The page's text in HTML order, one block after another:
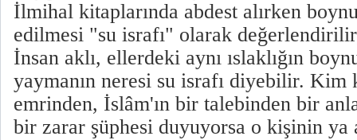
İlmihal kitaplarında abdest alırken
edilmesi "su israfı" olarak
İnsan aklı, ellerdeki aynı ıslaklığın
yaymanın neresi su israfı diyebilir. Kim
emrinden, İslâm'ın bir talebinden bir
bir zarar şüphesi duyuyorsa o kişinin ya